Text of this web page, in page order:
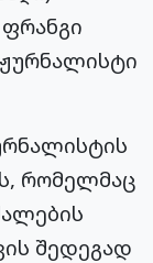
რომელმაც
შედეგად